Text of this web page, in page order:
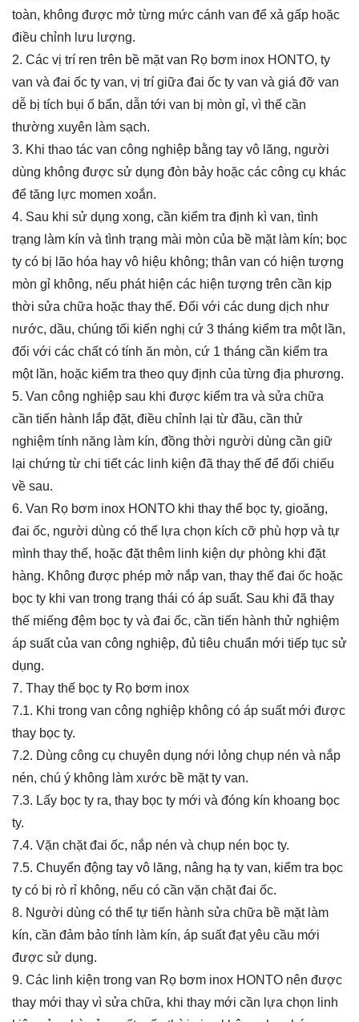
toàn, không được mở từng mức cánh van để xả gấp hoặc
điều chỉnh lưu lượng.
2. Các vị trí ren trên bề mặt van Rọ bơm inox HONTO, ty
van và đai ốc ty van, vị trí giữa đai ốc ty van và giá đỡ van
dễ bị tích bụi ố bẩn, dẫn tới van bị mòn gỉ, vì thế cần
thường xuyên làm sạch.
3. Khi thao tác van công nghiệp bằng tay vô lăng, người
dùng không được sử dụng đòn bảy hoặc các công cụ khác
để tăng lực momen xoắn.
4. Sau khi sử dụng xong, cần kiểm tra định kì van, tình
trạng làm kín và tình trạng mài mòn của bề mặt làm kín; bọc
ty có bị lão hóa hay vô hiệu không; thân van có hiện tượng
mòn gỉ không, nếu phát hiện các hiện tượng trên cần kịp
thời sửa chữa hoặc thay thế. Đối với các dung dịch như
nước, dầu, chúng tối kiến nghị cứ 3 tháng kiểm tra một lần,
đối với các chất có tính ăn mòn, cứ 1 tháng cần kiểm tra
một lần, hoặc kiểm tra theo quy định của từng địa phương.
5. Van công nghiệp sau khi được kiểm tra và sửa chữa
cần tiến hành lắp đặt, điều chỉnh lại từ đầu, cần thử
nghiệm tính năng làm kín, đồng thời người dùng cần giữ
lại chứng từ chi tiết các linh kiện đã thay thế để đối chiếu
về sau.
6. Van Rọ bơm inox HONTO khi thay thế bọc ty, gioăng,
đai ốc, người dùng có thể lựa chọn kích cỡ phù hợp và tự
mình thay thế, hoặc đặt thêm linh kiện dự phòng khi đặt
hàng. Không được phép mở nắp van, thay thế đai ốc hoặc
bọc ty khi van trong trạng thái có áp suất. Sau khi đã thay
thế miếng đệm bọc ty và đai ốc, cần tiến hành thử nghiệm
áp suất của van công nghiệp, đủ tiêu chuẩn mới tiếp tục sử
dụng.
7. Thay thế bọc ty Rọ bơm inox
7.1. Khi trong van công nghiệp không có áp suất mới được
thay bọc ty.
7.2. Dùng công cụ chuyên dụng nới lỏng chụp nén và nắp
nén, chú ý không làm xước bề mặt ty van.
7.3. Lấy bọc ty ra, thay bọc ty mới và đóng kín khoang bọc
ty.
7.4. Vặn chặt đai ốc, nắp nén và chụp nén bọc ty.
7.5. Chuyển động tay vô lăng, nâng hạ ty van, kiểm tra bọc
ty có bị rò rỉ không, nếu có cần vặn chặt đai ốc.
8. Người dùng có thể tự tiến hành sửa chữa bề mặt làm
kín, cần đảm bảo tính làm kín, áp suất đạt yêu cầu mới
được sử dụng.
9. Các linh kiện trong van Rọ bơm inox HONTO nên được
thay mới thay vì sửa chữa, khi thay mới cần lựa chọn linh